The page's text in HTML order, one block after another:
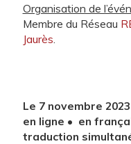
Organisation de
Membre du Réseau
Jaurès
Le 7 novembre 202
en ligne • en
traduction